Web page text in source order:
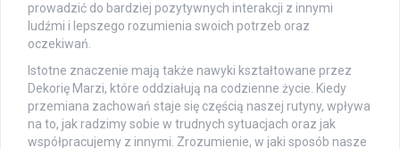
prowadzić do bardziej pozytywnych interakcji z innymi
ludźmi i lepszego rozumienia swoich potrzeb oraz
oczekiwań.
Istotne znaczenie mają także nawyki kształtowane przez
Dekorię Marzi, które oddziałują na codzienne życie. Kiedy
przemiana zachowań staje się częścią naszej rutyny, wpływa
na to, jak radzimy sobie w trudnych sytuacjach oraz jak
współpracujemy z innymi. Zrozumienie, w jaki sposób nasze